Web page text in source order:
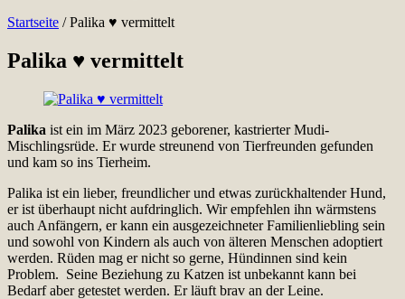
Startseite /Palika ♥ vermittelt
Palika ♥ vermittelt
Palika ist ein im März 2023 geborener, kastrierter Mudi-
Mischlingsrüde. Er wurde streunend von Tierfreunden gefunden
und kam so ins Tierheim.
Palika ist ein lieber, freundlicher und etwas zurückhaltender Hund,
er ist überhaupt nicht aufdringlich. Wir empfehlen ihn wärmstens
auch Anfängern, er kann ein ausgezeichneter Familienliebling sein
und sowohl von Kindern als auch von älteren Menschen adoptiert
werden. Rüden mag er nicht so gerne, Hündinnen sind kein
Problem. Seine Beziehung zu Katzen ist unbekannt kann bei
Bedarf aber getestet werden. Er läuft brav an der Leine.